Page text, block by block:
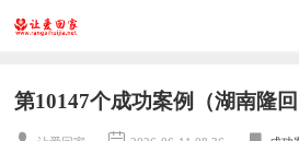
第10147个成功案例（湖南隆回